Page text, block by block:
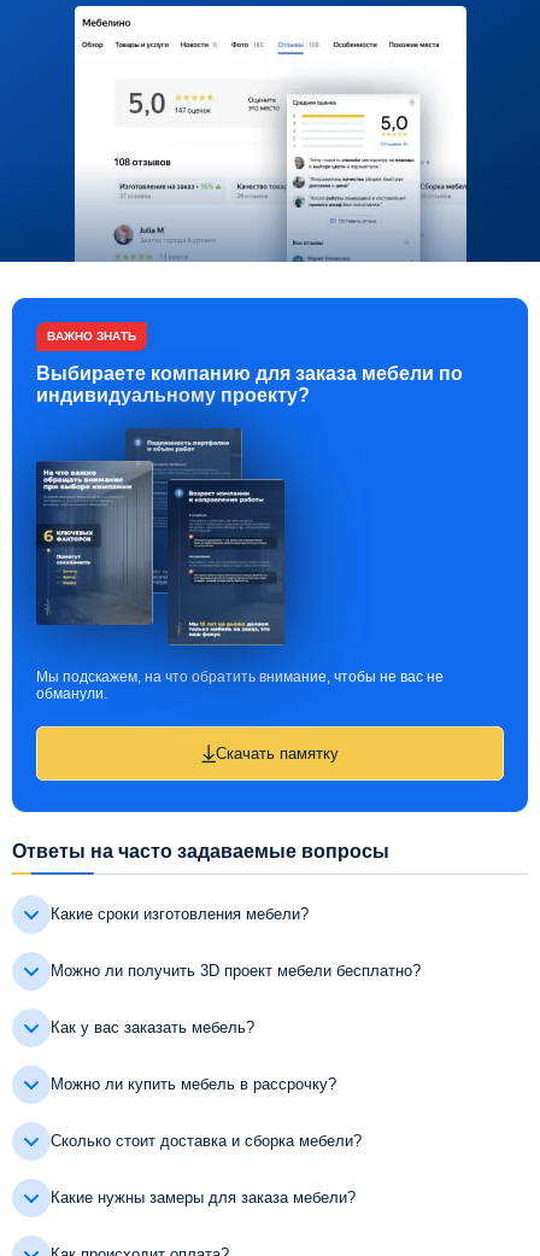
ВАЖНО ЗНАТЬ
Выбираете компанию для заказа мебели по
индивидуальному проекту?
Мы подскажем, на что обратить внимание, чтобы не вас не
обманули.
Скачать памятку
Ответы на часто задаваемые вопросы
Какие сроки изготовления мебели?
Можно ли получить 3D проект мебели бесплатно?
Как у вас заказать мебель?
Можно ли купить мебель в рассрочку?
Сколько стоит доставка и сборка мебели?
Какие нужны замеры для заказа мебели?